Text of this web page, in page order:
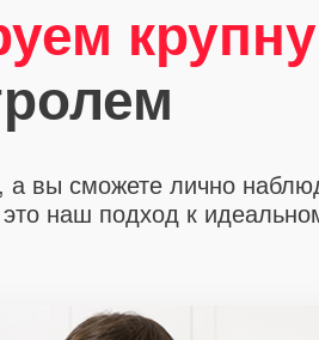
а вы сможете лично
наш подход к